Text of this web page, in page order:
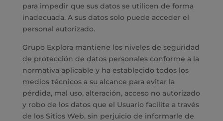
para impedir que sus datos se utilicen de forma
inadecuada. A sus datos solo puede acceder el
personal autorizado.
Grupo Explora mantiene los niveles de seguridad
de protección de datos personales conforme a la
normativa aplicable y ha establecido todos los
medios técnicos a su alcance para evitar la
pérdida, mal uso, alteración, acceso no autorizado
y robo de los datos que el Usuario facilite a través
de los Sitios Web, sin perjuicio de informarle de